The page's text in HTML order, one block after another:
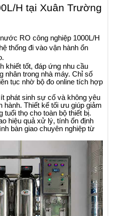
H tại Xuân Trường
RO công nghiệp 1000L/H
thống đi vào vận hành ổn
khiết tốt, đáp ứng nhu cầu
nhân trong nhà máy. Chỉ số
tục nhờ bộ đo online tích hợp
phát sinh sự cố và không yêu
hành. Thiết kế tối ưu giúp giảm
tuổi thọ cho toàn bộ thiết bị.
hiệu quả xử lý, tính ổn định
bàn giao chuyên nghiệp từ